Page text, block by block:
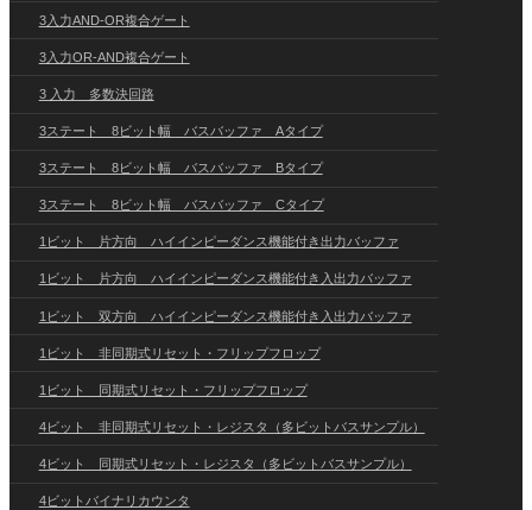
3入力AND-OR複合ゲート
3入力OR-AND複合ゲート
3 入力 多数決回路
3ステート 8ビット幅 バスバッファ Aタイプ
3ステート 8ビット幅 バスバッファ Bタイプ
3ステート 8ビット幅 バスバッファ Cタイプ
1ビット 片方向 ハイインピーダンス機能付き出力バッファ
1ビット 片方向 ハイインピーダンス機能付き入出力バッファ
1ビット 双方向 ハイインピーダンス機能付き入出力バッファ
1ビット 非同期式リセット・フリップフロップ
1ビット 同期式リセット・フリップフロップ
4ビット 非同期式リセット・レジスタ（多ビットバスサンプル）
4ビット 同期式リセット・レジスタ（多ビットバスサンプル）
4ビットバイナリカウンタ